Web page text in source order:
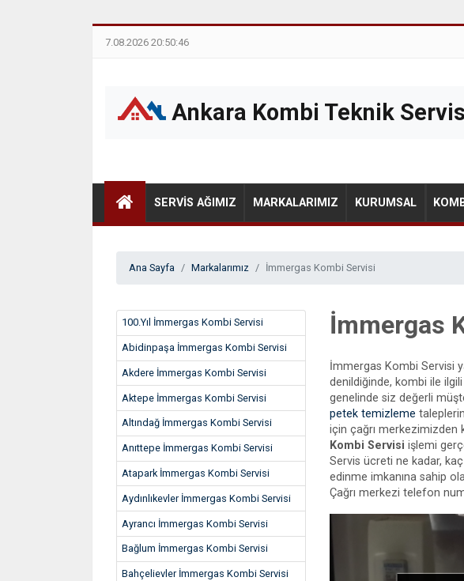
7.08.2026 20:50:46
Ankara Kombi Teknik
SERVIS AĞIMIZ MARKALARIMIZ KURUMSAL
Ana Sayfa Markalarımız İmmergas Kombi Servisi
100.Yıl İmmergas Kombi Servisi
Abidinpaşa İmmergas Kombi Servisi
Akdere İmmergas Kombi Servisi
Aktepe İmmergas Kombi Servisi
Altındağ İmmergas Kombi Servisi
Anıttepe İmmergas Kombi Servisi
Atapark İmmergas Kombi Servisi
Aydınlıkevler İmmergas Kombi Servisi
Ayrancı İmmergas Kombi Servisi
Bağlum İmmergas Kombi Servisi
Bahçelievler İmmergas Kombi Servisi
İmmergas
İmmergas Kombi Servisi
denildiğinde, kombi ile
genelinde siz değerli
petek temizleme
için çağrı merkezimizden
Kombi Servisi işlemi
Servis ücreti ne kadar, kaç
edinme imkanına sahip
Çağrı merkezi telefon